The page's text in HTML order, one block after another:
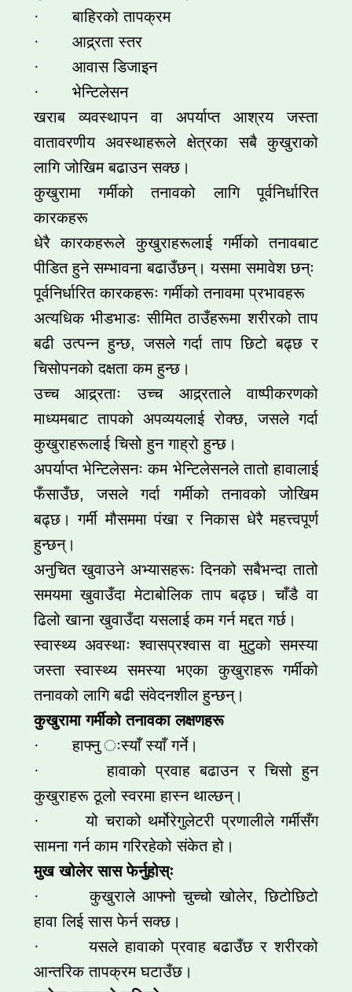
· बाहिरको तापक्रम
· आद्र्रता स्तर
· आवास डिजाइन
· भेन्टिलेसन
खराब व्यवस्थापन वा अपर्याप्त आश्रय जस्ता
वातावरणीय अवस्थाहरूले क्षेत्रका सबै कुखुराको
लागि जोखिम बढाउन सक्छ।
कुखुरामा गर्मीको तनावको लागि पूर्वनिर्धारित
कारकहरू
धेरै कारकहरूले कुखुराहरूलाई गर्मीको तनावबाट
पीडित हुने सम्भावना बढाउँछन्। यसमा समावेश छन्ः
पूर्वनिर्धारित कारकहरूः गर्मीको तनावमा प्रभावहरू
अत्यधिक भीडभाडः सीमित ठाउँहरूमा शरीरको ताप
बढी उत्पन्न हुन्छ, जसले गर्दा ताप छिटो बढ्छ र
चिसोपनको दक्षता कम हुन्छ।
उच्च आद्र्रताः उच्च आद्र्रताले वाष्पीकरणको
माध्यमबाट तापको अपव्ययलाई रोक्छ, जसले गर्दा
कुखुराहरूलाई चिसो हुन गाह्रो हुन्छ।
अपर्याप्त भेन्टिलेसनः कम भेन्टिलेसनले तातो हावालाई
फँसाउँछ, जसले गर्दा गर्मीको तनावको जोखिम
बढ्छ। गर्मी मौसममा पंखा र निकास धेरै महत्त्वपूर्ण
हुन्छन्।
अनुचित खुवाउने अभ्यासहरूः दिनको सबैभन्दा तातो
समयमा खुवाउँदा मेटाबोलिक ताप बढ्छ। चाँडै वा
ढिलो खाना खुवाउँदा यसलाई कम गर्न मद्दत गर्छ।
स्वास्थ्य अवस्थाः श्वासप्रश्वास वा मुटुको समस्या
जस्ता स्वास्थ्य समस्या भएका कुखुराहरू गर्मीको
तनावको लागि बढी संवेदनशील हुन्छन्।
कुखुरामा गर्मीको तनावका लक्षणहरू
· हाफ्नु ःस्याँ स्याँ गर्ने।
· हावाको प्रवाह बढाउन र चिसो हुन
कुखुराहरू ठूलो स्वरमा हास्न थाल्छन्।
· यो चराको थर्मोरेगुलेटरी प्रणालीले गर्मीसँग
सामना गर्न काम गरिरहेको संकेत हो।
मुख खोलेर सास फेर्नुहोस्ः
· कुखुराले आफ्नो चुच्चो खोलेर, छिटोछिटो
हावा लिई सास फेर्न सक्छ।
· यसले हावाको प्रवाह बढाउँछ र शरीरको
आन्तरिक तापक्रम घटाउँछ।